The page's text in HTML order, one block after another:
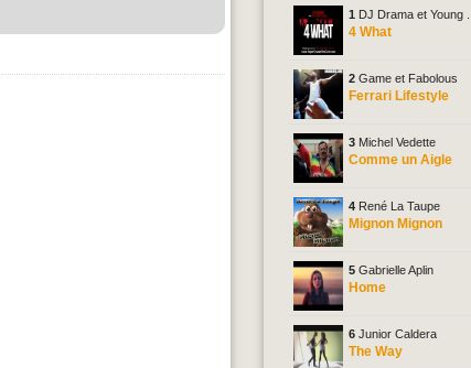
1 DJ Drama et Young ...
4 What
2 Game et Fabolous
Ferrari Lifestyle
3 Michel Vedette
Comme un Aigle
4 René La Taupe
Mignon Mignon
5 Gabrielle Aplin
Home
6 Junior Caldera
The Way